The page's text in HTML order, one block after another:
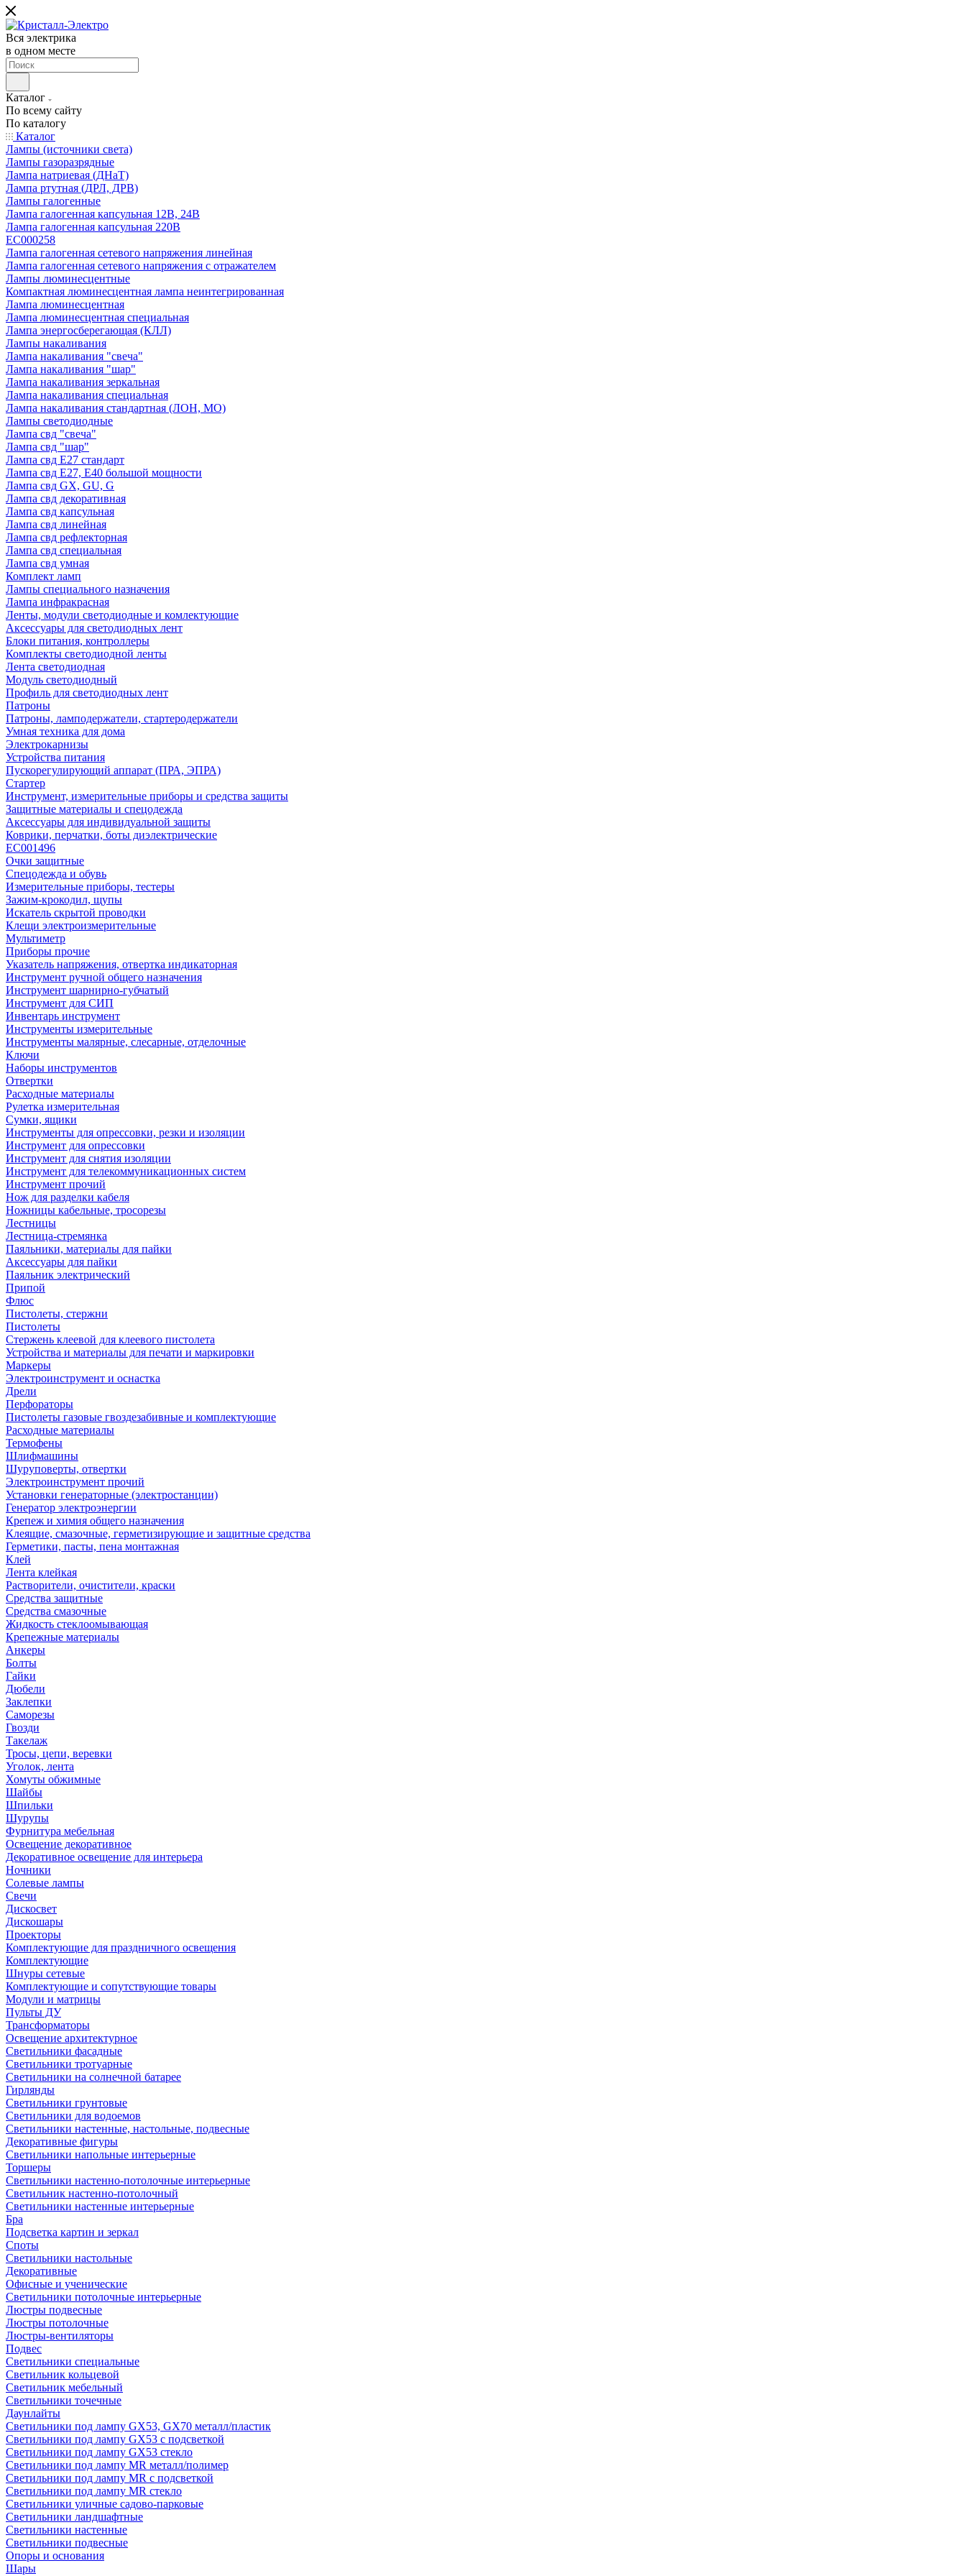
Вся электрика
в одном месте
Каталог
По всему сайту
По каталогу
Каталог
Лампы (источники света)
Лампы газоразрядные
Лампа натриевая (ДНаТ)
Лампа ртутная (ДРЛ, ДРВ)
Лампы галогенные
Лампа галогенная капсульная 12В, 24В
Лампа галогенная капсульная 220В
EC000258
Лампа галогенная сетевого напряжения линейная
Лампа галогенная сетевого напряжения с отражателем
Лампы люминесцентные
Компактная люминесцентная лампа неинтегрированная
Лампа люминесцентная
Лампа люминесцентная специальная
Лампа энергосберегающая (КЛЛ)
Лампы накаливания
Лампа накаливания "свеча"
Лампа накаливания "шар"
Лампа накаливания зеркальная
Лампа накаливания специальная
Лампа накаливания стандартная (ЛОН, МО)
Лампы светодиодные
Лампа свд "свеча"
Лампа свд "шар"
Лампа свд E27 стандарт
Лампа свд E27, Е40 большой мощности
Лампа свд GX, GU, G
Лампа свд декоративная
Лампа свд капсульная
Лампа свд линейная
Лампа свд рефлекторная
Лампа свд специальная
Лампа свд умная
Комплект ламп
Лампы специального назначения
Лампа инфракрасная
Ленты, модули светодиодные и комлектующие
Аксессуары для светодиодных лент
Блоки питания, контроллеры
Комплекты светодиодной ленты
Лента светодиодная
Модуль светодиодный
Профиль для светодиодных лент
Патроны
Патроны, ламподержатели, стартеродержатели
Умная техника для дома
Электрокарнизы
Устройства питания
Пускорегулирующий аппарат (ПРА, ЭПРА)
Стартер
Инструмент, измерительные приборы и средства защиты
Защитные материалы и спецодежда
Аксессуары для индивидуальной защиты
Коврики, перчатки, боты диэлектрические
EC001496
Очки защитные
Спецодежда и обувь
Измерительные приборы, тестеры
Зажим-крокодил, щупы
Искатель скрытой проводки
Клещи электроизмерительные
Мультиметр
Приборы прочие
Указатель напряжения, отвертка индикаторная
Инструмент ручной общего назначения
Инструмент шарнирно-губчатый
Инструмент для СИП
Инвентарь инструмент
Инструменты измерительные
Инструменты малярные, слесарные, отделочные
Ключи
Наборы инструментов
Отвертки
Расходные материалы
Рулетка измерительная
Сумки, ящики
Инструменты для опрессовки, резки и изоляции
Инструмент для опрессовки
Инструмент для снятия изоляции
Инструмент для телекоммуникационных систем
Инструмент прочий
Нож для разделки кабеля
Ножницы кабельные, тросорезы
Лестницы
Лестница-стремянка
Паяльники, материалы для пайки
Аксессуары для пайки
Паяльник электрический
Припой
Флюс
Пистолеты, стержни
Пистолеты
Стержень клеевой для клеевого пистолета
Устройства и материалы для печати и маркировки
Маркеры
Электроинструмент и оснастка
Дрели
Перфораторы
Пистолеты газовые гвоздезабивные и комплектующие
Расходные материалы
Термофены
Шлифмашины
Шуруповерты, отвертки
Электроинструмент прочий
Установки генераторные (электростанции)
Генератор электроэнергии
Крепеж и химия общего назначения
Клеящие, смазочные, герметизирующие и защитные средства
Герметики, пасты, пена монтажная
Клей
Лента клейкая
Растворители, очистители, краски
Средства защитные
Средства смазочные
Жидкость стеклоомывающая
Крепежные материалы
Анкеры
Болты
Гайки
Дюбели
Заклепки
Саморезы
Гвозди
Такелаж
Тросы, цепи, веревки
Уголок, лента
Хомуты обжимные
Шайбы
Шпильки
Шурупы
Фурнитура мебельная
Освещение декоративное
Декоративное освещение для интерьера
Ночники
Солевые лампы
Свечи
Дискосвет
Дискошары
Проекторы
Комплектующие для праздничного освещения
Комплектующие
Шнуры сетевые
Комплектующие и сопутствующие товары
Модули и матрицы
Пульты ДУ
Трансформаторы
Освещение архитектурное
Светильники фасадные
Светильники тротуарные
Светильники на солнечной батарее
Гирлянды
Светильники грунтовые
Светильники для водоемов
Светильники настенные, настольные, подвесные
Декоративные фигуры
Светильники напольные интерьерные
Торшеры
Светильники настенно-потолочные интерьерные
Светильник настенно-потолочный
Светильники настенные интерьерные
Бра
Подсветка картин и зеркал
Споты
Светильники настольные
Декоративные
Офисные и ученические
Светильники потолочные интерьерные
Люстры подвесные
Люстры потолочные
Люстры-вентиляторы
Подвес
Светильники специальные
Светильник кольцевой
Светильник мебельный
Светильники точечные
Даунлайты
Светильники под лампу GX53, GX70 металл/пластик
Светильники под лампу GX53 с подсветкой
Светильники под лампу GX53 стекло
Светильники под лампу MR металл/полимер
Светильники под лампу MR с подсветкой
Светильники под лампу MR стекло
Светильники уличные садово-парковые
Светильники ландшафтные
Светильники настенные
Светильники подвесные
Опоры и основания
Шары